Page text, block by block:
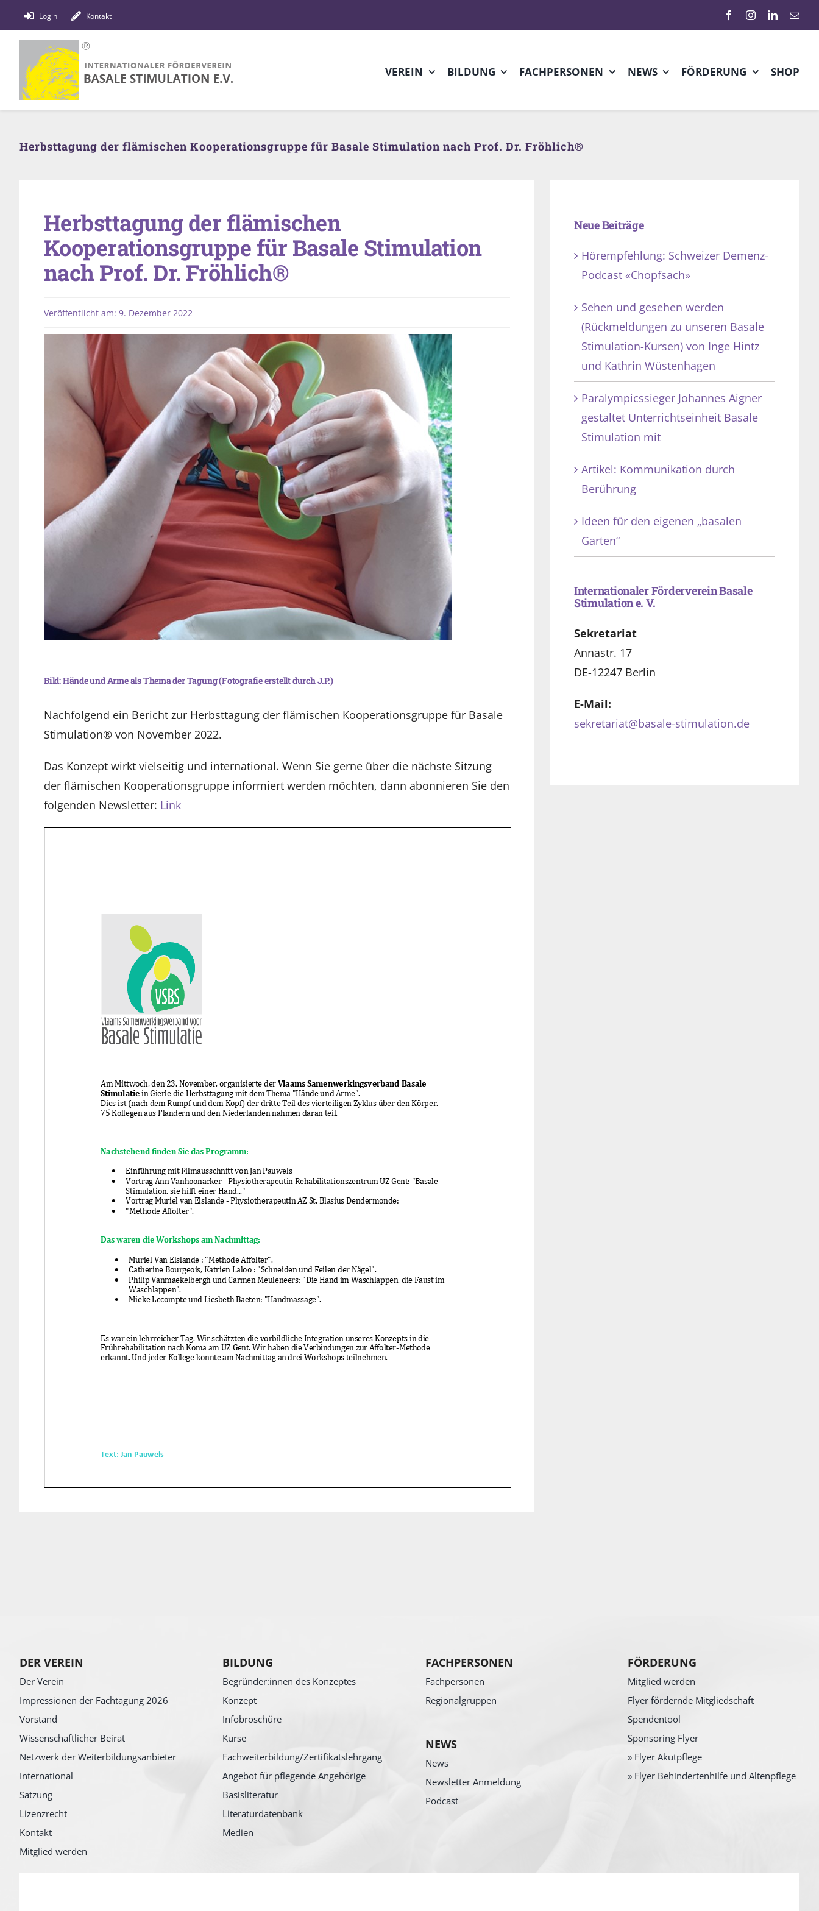
Inhalt
Login Kontakt
VEREIN BILDUNG FACHPERSONEN NEWS FÖRDERUNG SHOP
Herbsttagung der flämischen Kooperationsgruppe für Basale Stimulation nach Prof. Dr. Fröhlich®
Herbsttagung der flämischen
Kooperationsgruppe für Basale Stimulation
nach Prof. Dr. Fröhlich®
Veröffentlicht am: 9. Dezember 2022
Bild: Hände und Arme als Thema der Tagung (Fotografie erstellt durch J.P.)
Nachfolgend ein Bericht zur Herbsttagung der flämischen Kooperationsgruppe für Basale
Stimulation® von November 2022.
Das Konzept wirkt vielseitig und international. Wenn Sie gerne über die nächste Sitzung
der flämischen Kooperationsgruppe informiert werden möchten, dann abonnieren Sie den
folgenden Newsletter: Link
Neue Beiträge
Hörempfehlung: Schweizer Demenz-
Podcast «Chopfsach»
Sehen und gesehen werden
(Rückmeldungen zu unseren Basale
Stimulation-Kursen) von Inge Hintz
und Kathrin Wüstenhagen
Paralympicssieger Johannes Aigner
gestaltet Unterrichtseinheit Basale
Stimulation mit
Artikel: Kommunikation durch
Berührung
Ideen für den eigenen „basalen
Garten“
Internationaler Förderverein Basale
Stimulation e. V.
Sekretariat
Annastr. 17
DE-12247 Berlin
E-Mail:
sekretariat@basale-stimulation.de
DER VEREIN
Der Verein
Impressionen der Fachtagung 2026
Vorstand
Wissenschaftlicher Beirat
Netzwerk der Weiterbildungsanbieter
International
Satzung
Lizenzrecht
Kontakt
Mitglied werden
BILDUNG
Begründer:innen des Konzeptes
Konzept
Infobroschüre
Kurse
Fachweiterbildung/Zertifikatslehrgang
Angebot für pflegende Angehörige
Basisliteratur
Literaturdatenbank
Medien
FACHPERSONEN
Fachpersonen
Regionalgruppen
NEWS
News
Newsletter Anmeldung
Podcast
FÖRDERUNG
Mitglied werden
Flyer fördernde Mitgliedschaft
Spendentool
Sponsoring Flyer
» Flyer Akutpflege
» Flyer Behindertenhilfe und Altenpflege